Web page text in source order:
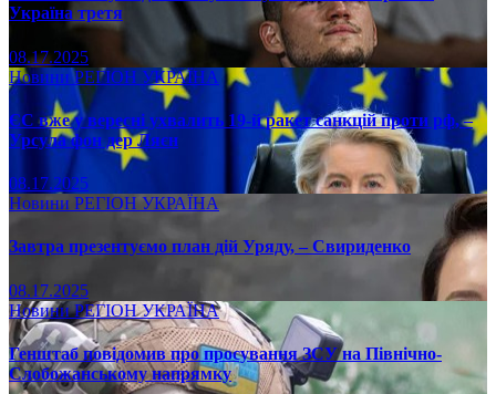
Україна третя
08.17.2025
НовиниРЕГІОН УКРАЇНА
ЄС вже у вересні ухвалить 19-й ракет санкцій проти рф, –
Урсула фон дер Ляєн
08.17.2025
Новини РЕГІОН УКРАЇНА
Завтра презентуємо план дій Уряду, – Свириденко
08.17.2025
НовиниРЕГІОНУКРАЇНА
Генштаб повідомив про просування ЗСУ на Північно-
Слобожанському напрямку